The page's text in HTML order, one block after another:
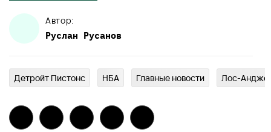
Автор:
Руслан Русанов
Детройт Пистонс НБА Главныe новости Лос-